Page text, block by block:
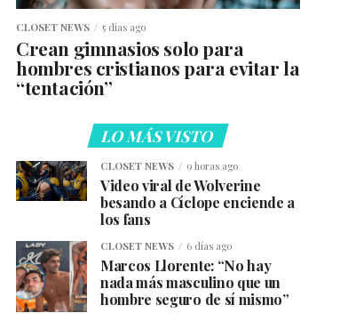
CLOSET NEWS 5 días ago
Crean gimnasios solo para
hombres cristianos para evitar la
“tentación”
LO MÁS VISTO
CLOSET NEWS 9 horas ago
Video viral de Wolverine
besando a Cíclope enciende a
los fans
CLOSET NEWS 6 días ago
Marcos Llorente: “No hay
nada más masculino que un
hombre seguro de sí mismo”